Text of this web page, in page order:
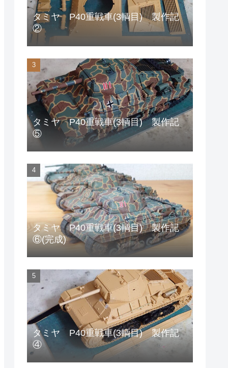
タミヤ P40重戦車(3輌目) 製作記
②
タミヤ P40重戦車(3輌目) 製作記
⑤
タミヤ P40重戦車(3輌目) 製作記
⑥(完成)
タミヤ P40重戦車(3輌目) 製作記
④